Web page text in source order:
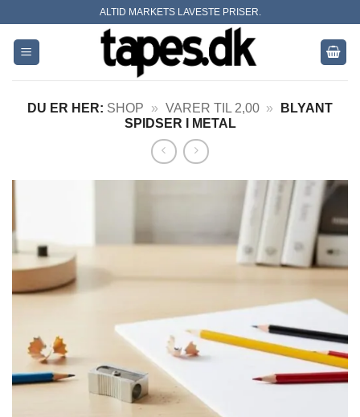
content
ALTID MARKETS LAVESTE PRISER.
DU ER HER: SHOP » VARER TIL 2,00 »
BLYANT
SPIDSER I METAL